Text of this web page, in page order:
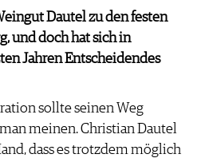
Dautel zu den festen
und doch hat sich in
Jahren Entscheidendes
sollte seinen Weg
meinen. Christian Dautel
dass es trotzdem möglich